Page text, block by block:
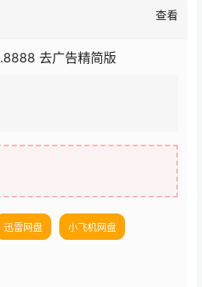
查看
去广告精简版
迅雷网盘 小飞机网盘